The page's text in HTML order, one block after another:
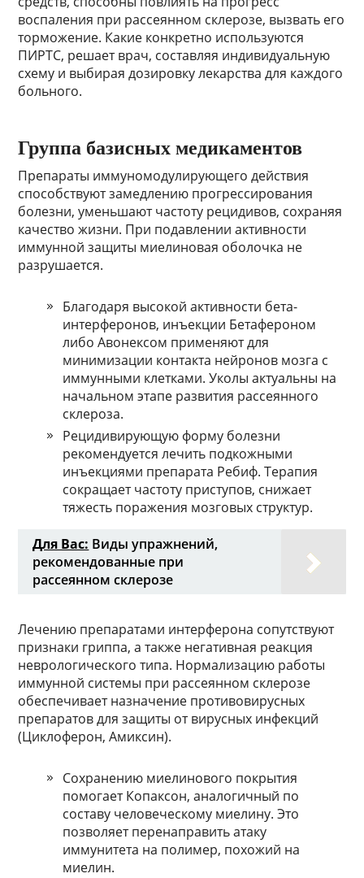
воспаления при рассеянном склерозе, вызвать его
торможение. Какие конкретно используются
ПИРТС, решает врач, составляя индивидуальную
схему и выбирая дозировку лекарства для каждого
больного.
Группа базисных медикаментов
Препараты иммуномодулирующего действия
способствуют замедлению прогрессирования
болезни, уменьшают частоту рецидивов, сохраняя
качество жизни. При подавлении активности
иммунной защиты миелиновая оболочка не
разрушается.
Благодаря высокой активности бета-
интерферонов, инъекции Бетафероном
либо Авонексом применяют для
минимизации контакта нейронов мозга с
иммунными клетками. Уколы актуальны на
начальном этапе развития рассеянного
склероза.
Рецидивирующую форму болезни
рекомендуется лечить подкожными
инъекциями препарата Ребиф. Терапия
сокращает частоту приступов, снижает
тяжесть поражения мозговых структур.
Для Вас: Виды упражнений,
рекомендованные при
рассеянном склерозе
Лечению препаратами интерферона сопутствуют
признаки гриппа, а также негативная реакция
неврологического типа. Нормализацию работы
иммунной системы при рассеянном склерозе
обеспечивает назначение противовирусных
препаратов для защиты от вирусных инфекций
(Циклоферон, Амиксин).
Сохранению миелинового покрытия
помогает Копаксон, аналогичный по
составу человеческому миелину. Это
позволяет перенаправить атаку
иммунитета на полимер, похожий на
миелин.